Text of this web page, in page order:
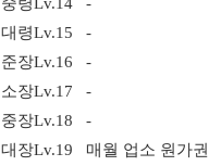
대령Lv.15 -
준장Lv.16 -
소장Lv.17 -
중장Lv.18 -
대장Lv.19 매월 업소 원가